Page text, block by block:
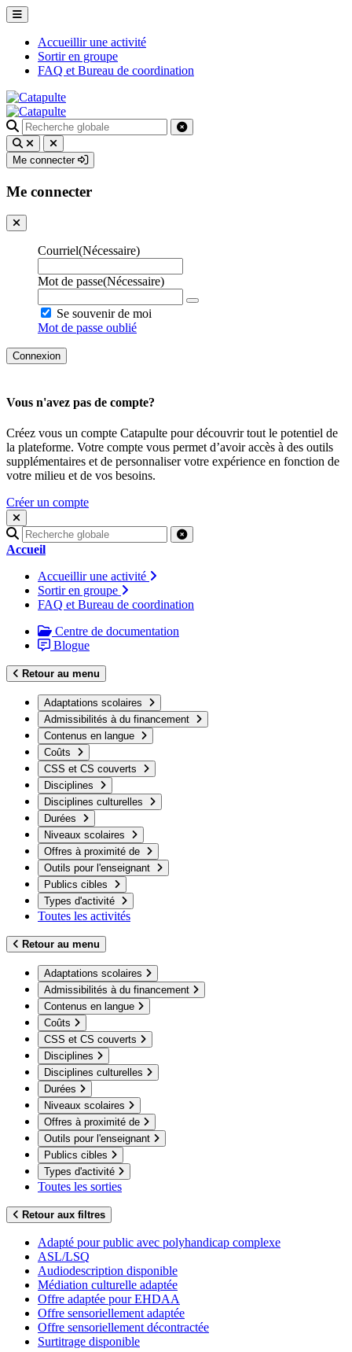
Accueillir une activité
Sortir en groupe
FAQ et Bureau de coordination
Recherche
pour
:
Me connecter
Me connecter
Courriel(Nécessaire)
Mot de passe(Nécessaire)
Se souvenir de moi
Mot de passe oublié
Vous n'avez pas de compte?
Créez vous un compte Catapulte pour découvrir tout le potentiel de
la plateforme. Votre compte vous permet d’avoir accès à des outils
supplémentaires et de personnaliser votre expérience en fonction de
votre milieu et de vos besoins.
Créer un compte
Recherche
pour
Accueil
Accueillir une activité
Sortir en groupe
FAQ et Bureau de coordination
Centre de documentation
Blogue
Retour au menu
Adaptations scolaires
Admissibilités à du financement
Contenus en langue
Coûts
CSS et CS couverts
Disciplines
Disciplines culturelles
Durées
Niveaux scolaires
Offres à proximité de
Outils pour l'enseignant
Publics cibles
Types d'activité
Toutes les activités
Retour au menu
Adaptations scolaires
Admissibilités à du financement
Contenus en langue
Coûts
CSS et CS couverts
Disciplines
Disciplines culturelles
Durées
Niveaux scolaires
Offres à proximité de
Outils pour l'enseignant
Publics cibles
Types d'activité
Toutes les sorties
Retour aux filtres
Adapté pour public avec polyhandicap complexe
ASL/LSQ
Audiodescription disponible
Médiation culturelle adaptée
Offre adaptée pour EHDAA
Offre sensoriellement adaptée
Offre sensoriellement décontractée
Surtitrage disponible